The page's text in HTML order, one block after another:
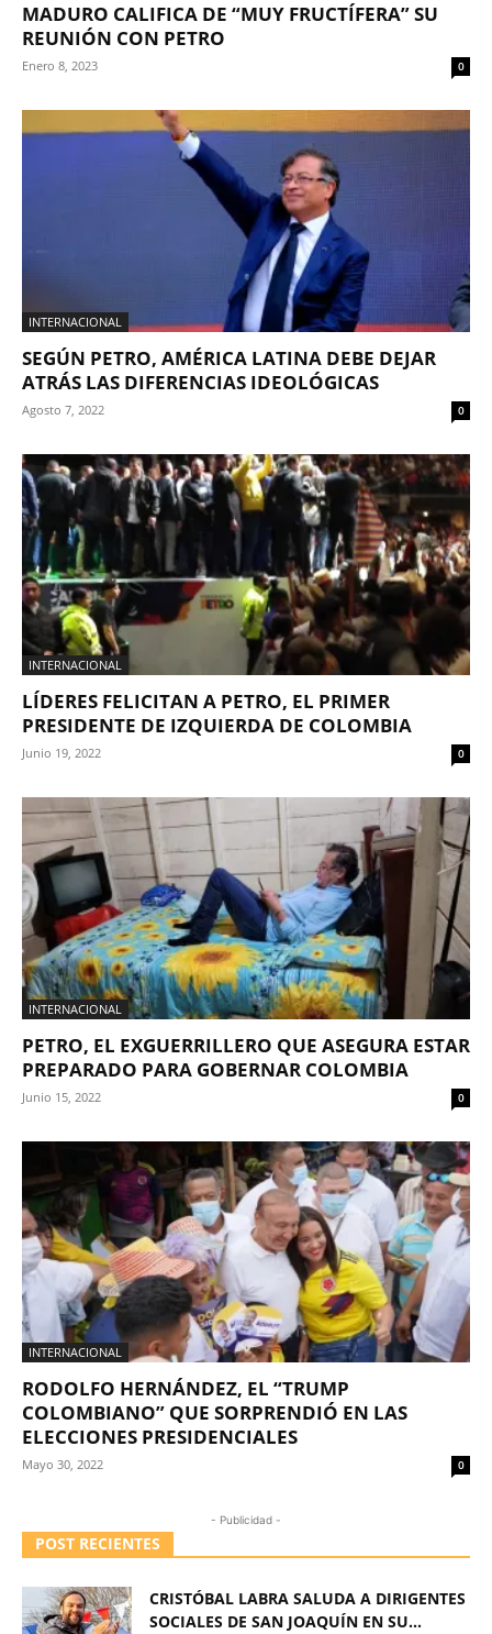
MADURO CALIFICA DE “MUY FRUCTÍFERA” SU
REUNIÓN CON PETRO
Enero 8, 2023 0
INTERNACIONAL
SEGÚN PETRO, AMÉRICA LATINA DEBE DEJAR
ATRÁS LAS DIFERENCIAS IDEOLÓGICAS
Agosto 7, 2022 0
INTERNACIONAL
LÍDERES FELICITAN A PETRO, EL PRIMER
PRESIDENTE DE IZQUIERDA DE COLOMBIA
Junio 19, 2022 0
INTERNACIONAL
PETRO, EL EXGUERRILLERO QUE ASEGURA ESTAR
PREPARADO PARA GOBERNAR COLOMBIA
Junio 15, 2022 0
INTERNACIONAL
RODOLFO HERNÁNDEZ, EL “TRUMP
COLOMBIANO” QUE SORPRENDIÓ EN LAS
ELECCIONES PRESIDENCIALES
Mayo 30, 2022 0
- Publicidad -
POST RECIENTES
CRISTÓBAL LABRA SALUDA A DIRIGENTES
SOCIALES DE SAN JOAQUÍN EN SU...